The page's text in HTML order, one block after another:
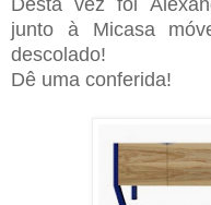
junto à Micasa
descolado!
Dê uma conferida!